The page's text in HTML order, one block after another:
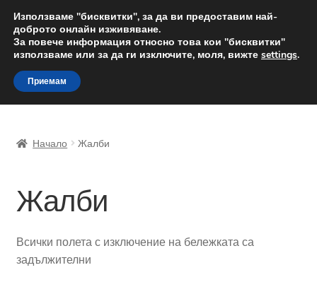
ДОСТАВКА от 12 лв.
Доставка по целия свят
Skip
to
navigation
Skip
to
content
Доставка по целия свят
Жалби
Количка
Начало Жалби
Жалби
Всички полета с изключение на бележката са
задължителни
Използваме "бисквитки", за да ви предоставим най-
доброто онлайн изживяване.
За повече информация относно това кои "бисквитки"
използваме или за да ги изключите, моля, вижте settings.
Приемам